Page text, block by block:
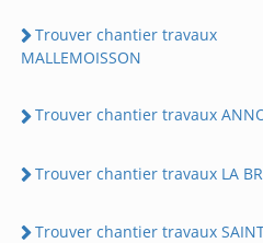
Trouver chantier travaux
MALLEMOISSON
Trouver chantier travaux
Trouver chantier travaux LA
Trouver chantier travaux